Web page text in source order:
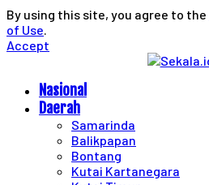
By using this site, you agree to the
of Use.
Accept
Nasional
Daerah
Samarinda
Balikpapan
Bontang
Kutai Kartanegara